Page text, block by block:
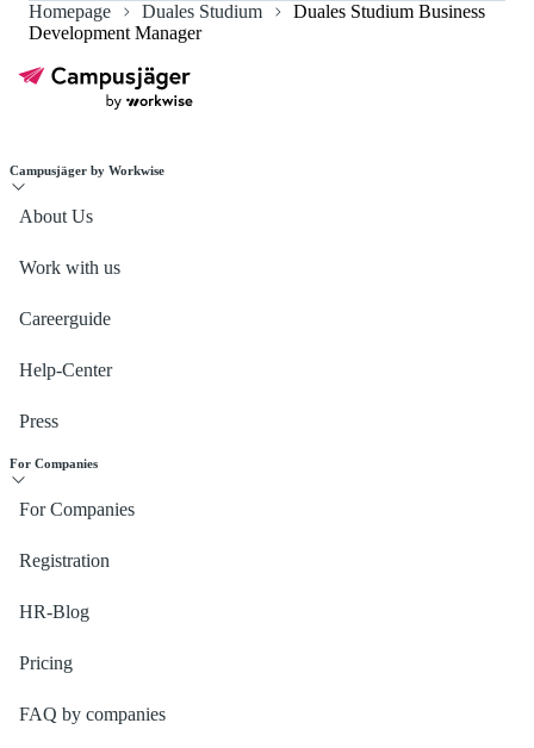
The average salary for Duales Studium Business
Development Manager is 2.494 €.
Homepage Duales Studium
Duales Studium Business
Development Manager
Campusjäger by Workwise
About Us
Work with us
Careerguide
Help-Center
Press
For Companies
For Companies
Registration
HR-Blog
Pricing
FAQ by companies